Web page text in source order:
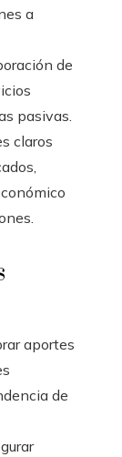
a
de
pasivas.
claros
aportes
de